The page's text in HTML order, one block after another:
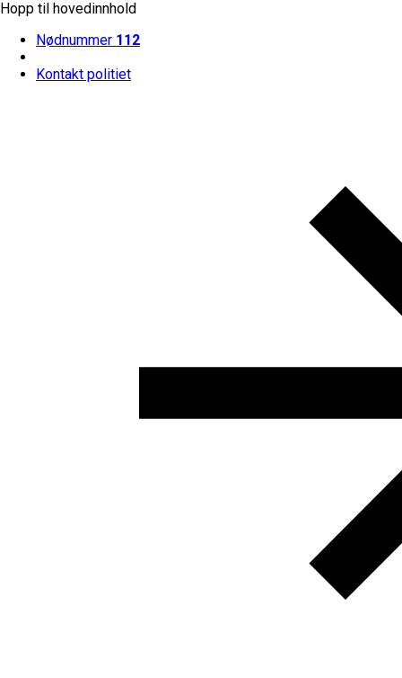
Hopp til hovedinnhold
Nødnummer 112
Kontakt politiet